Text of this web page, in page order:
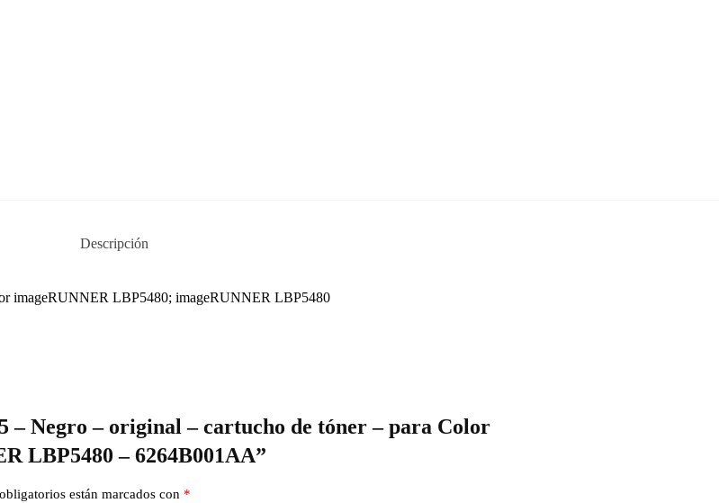
Descripción
imageRUNNER LBP5480; imageRUNNER LBP5480
– Negro – original – cartucho de tóner – para Color
LBP5480 – 6264B001AA”
están marcados con *